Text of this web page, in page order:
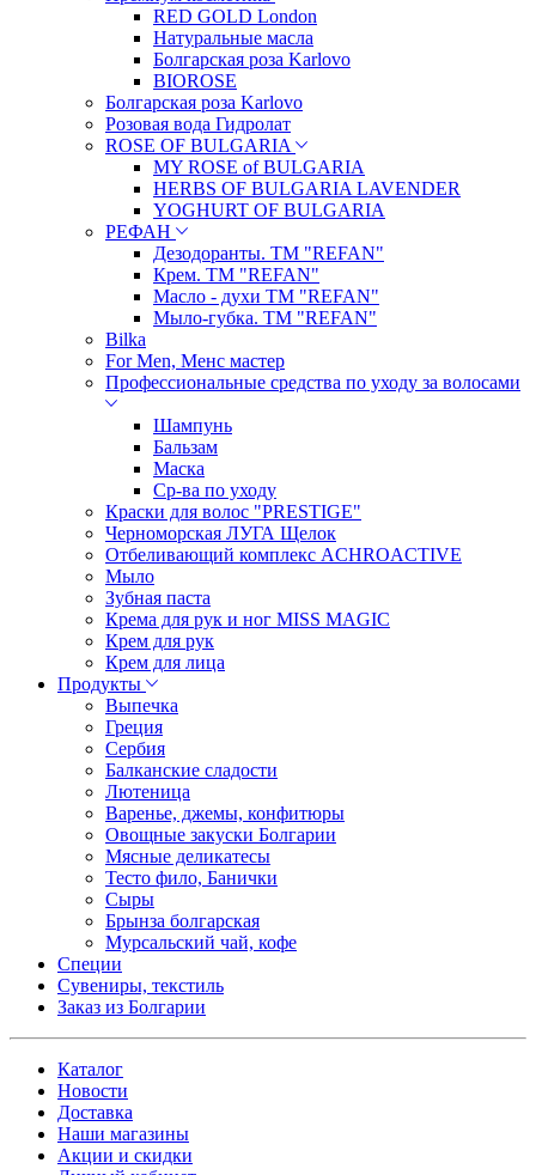
RED GOLD London
Натуральные масла
Болгарская роза Karlovo
BIOROSE
Болгарская роза Karlovo
Розовая вода Гидролат
ROSE OF BULGARIA
MY ROSE of BULGARIA
HERBS OF BULGARIA LAVENDER
YOGHURT OF BULGARIA
РЕФАН
Дезодоранты. ТМ "REFAN"
Крем. ТМ "REFAN"
Масло - духи ТМ "REFAN"
Мыло-губка. ТМ "REFAN"
Bilka
For Men, Менс мастер
Профессиональные средства по уходу за волосами
Шампунь
Бальзам
Маска
Ср-ва по уходу
Краски для волос "PRESTIGE"
Черноморская ЛУГА Щелок
Отбеливающий комплекс ACHROACTIVE
Мыло
Зубная паста
Крема для рук и ног MISS MAGIC
Крем для рук
Крем для лица
Продукты
Выпечка
Греция
Сербия
Балканские сладости
Лютеница
Варенье, джемы, конфитюры
Овощные закуски Болгарии
Мясные деликатесы
Тесто фило, Банички
Сыры
Брынза болгарская
Мурсальский чай, кофе
Специи
Сувениры, текстиль
Заказ из Болгарии
Каталог
Новости
Доставка
Наши магазины
Акции и скидки